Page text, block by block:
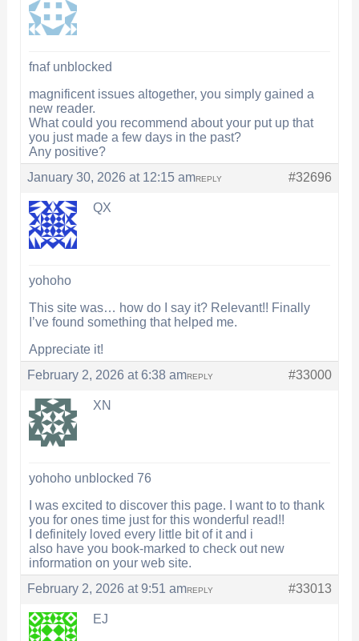
fnaf unblocked
magnificent issues altogether, you simply gained a
new reader.
What could you recommend about your put up that
you just made a few days in the past?
Any positive?
January 30, 2026 at 12:15 am
#32696
REPLY
QX
yohoho
This site was… how do I say it? Relevant!! Finally
I’ve found something that helped me.
Appreciate it!
February 2, 2026 at 6:38 am
#33000
REPLY
XN
yohoho unblocked 76
I was excited to discover this page. I want to to thank
you for ones time just for this wonderful read!!
I definitely loved every little bit of it and i
also have you book-marked to check out new
information on your web site.
February 2, 2026 at 9:51 am
#33013
REPLY
EJ